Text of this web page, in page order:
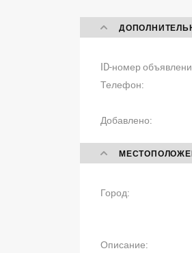
ID-номер
Телефон
Добавлено
Город
Описание